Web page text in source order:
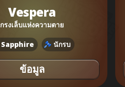
Vespera
กรงเล็บแห่งความตาย
Sapphire นักรบ
ข้อมูล